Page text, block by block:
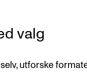
valg
utforske